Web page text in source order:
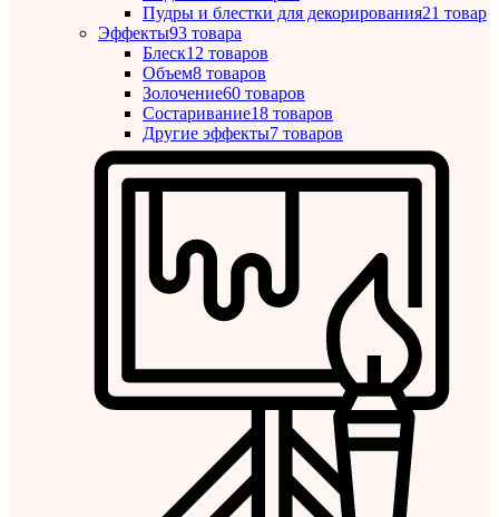
Пудры и блестки для декорирования21 товар
Эффекты93 товара
Блеск12 товаров
Объем8 товаров
Золочение60 товаров
Состаривание18 товаров
Другие эффекты7 товаров